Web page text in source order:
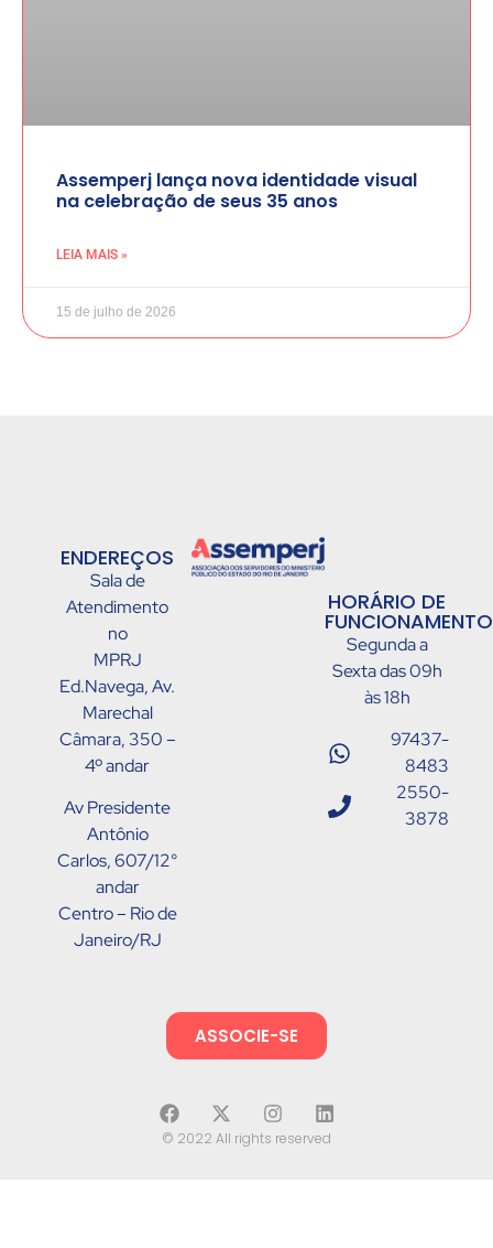
Assemperj lança nova identidade visual
na celebração de seus 35 anos
LEIA MAIS »
15 de julho de 2026
ENDEREÇOS
Sala de
Atendimento
no
MPRJ
Ed.Navega, Av.
Marechal
Câmara, 350 –
4º andar
Av Presidente
Antônio
Carlos, 607/12°
andar
Centro – Rio de
Janeiro/RJ
HORÁRIO DE
Segunda a
Sexta das 09h
às 18h
97437-
8483
2550-
3878
ASSOCIE-SE
© 2022 All rights reserved